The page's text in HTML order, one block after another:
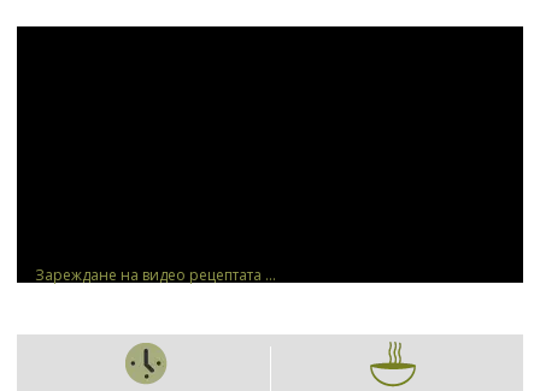
Зареждане на видео рецептата ...